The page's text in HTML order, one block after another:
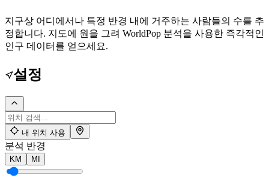
지구상 어디에서나 특정 반경 내에 거주하는 사람들의 수를 추
정합니다. 지도에 원을 그려 WorldPop 분석을 사용한 즉각적인
인구 데이터를 얻으세요.
설정
내 위치 사용
분석 반경
KM MI